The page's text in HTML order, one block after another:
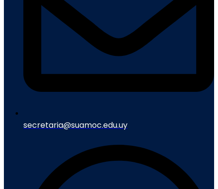
secretaria@suamoc.edu.uy